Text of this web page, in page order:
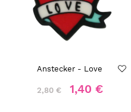
Anstecker - Love
2,80 € 1,40 €